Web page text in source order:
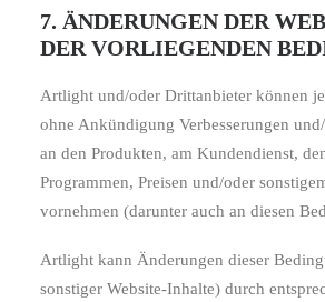
7. ÄNDERUNGEN DER
DER VORLIEGENDEN
Artlight und/oder Drittanbieter können
ohne Ankündigung Verbesserungen
an den Produkten, am Kundendienst,
Programmen, Preisen und/oder
vornehmen (darunter auch an diesen
Artlight kann Änderungen dieser
sonstiger Website-Inhalte) durch